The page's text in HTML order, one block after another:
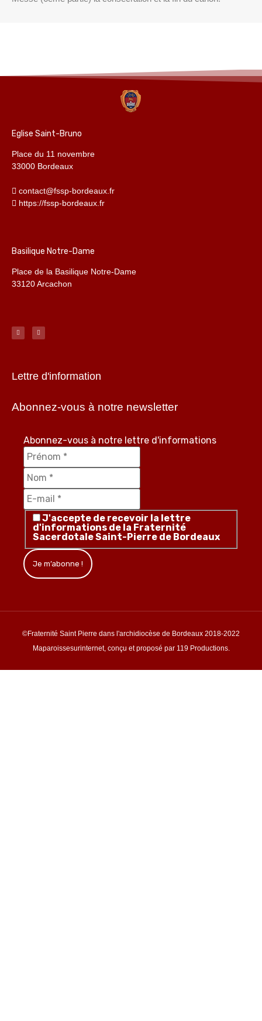
Eglise Saint-Bruno
Place du 11 novembre
33000 Bordeaux
contact@fssp-bordeaux.fr
https://fssp-bordeaux.fr
Basilique Notre-Dame
Place de la Basilique Notre-Dame
33120 Arcachon
Lettre d'information
Abonnez-vous à notre newsletter
Abonnez-vous à notre lettre d'informations
J'accepte de recevoir la lettre
d'informations de la Fraternité
Sacerdotale Saint-Pierre de Bordeaux
©Fraternité Saint Pierre dans l'archidiocèse de Bordeaux 2018-2022
Maparoissesurinternet, conçu et proposé par 119 Productions.